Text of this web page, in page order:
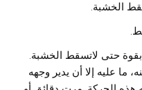
الخشبة.
حتى لاتسقط الخشبة.
ما عليه إلا أن يدير وجهه